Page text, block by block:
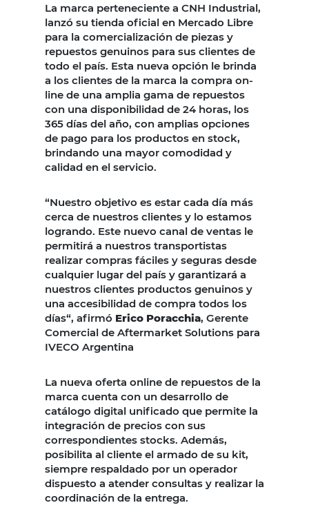
La marca perteneciente a CNH Industrial,
lanzó su tienda oficial en Mercado Libre
para la comercialización de piezas y
repuestos genuinos para sus clientes de
todo el país. Esta nueva opción le brinda
a los clientes de la marca la compra on-
line de una amplia gama de repuestos
con una disponibilidad de 24 horas, los
365 días del año, con amplias opciones
de pago para los productos en stock,
brindando una mayor comodidad y
calidad en el servicio.
“Nuestro objetivo es estar cada día más
cerca de nuestros clientes y lo estamos
logrando. Este nuevo canal de ventas le
permitirá a nuestros transportistas
realizar compras fáciles y seguras desde
cualquier lugar del país y garantizará a
nuestros clientes productos genuinos y
una accesibilidad de compra todos los
días“, afirmó Erico Poracchia, Gerente
Comercial de Aftermarket Solutions para
IVECO Argentina
La nueva oferta online de repuestos de la
marca cuenta con un desarrollo de
catálogo digital unificado que permite la
integración de precios con sus
correspondientes stocks. Además,
posibilita al cliente el armado de su kit,
siempre respaldado por un operador
dispuesto a atender consultas y realizar la
coordinación de la entrega.